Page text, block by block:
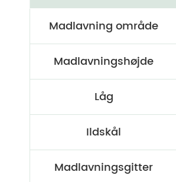
Madlavning område
Madlavningshøjde
Låg
Ildskål
Madlavningsgitter